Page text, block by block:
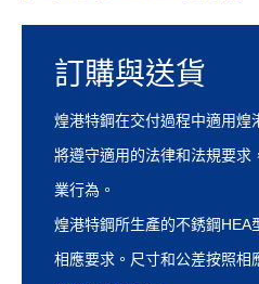
訂購與送貨
煌港特鋼在交付過程中適用煌
將遵守適用的法律和法規要求
業行為。
煌港特鋼所生產的不銹鋼HEA
相應要求。尺寸和公差按照相